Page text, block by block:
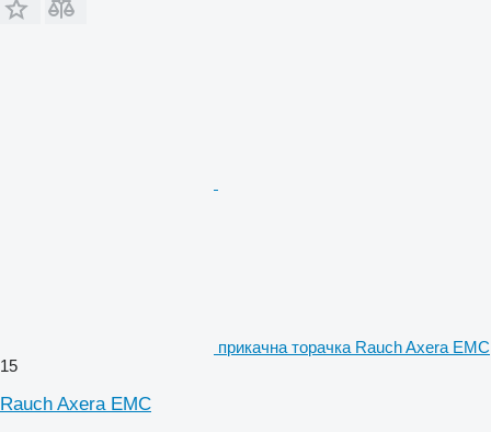
прикачна торачка Rauch Axera EMC
15
Rauch Axera EMC